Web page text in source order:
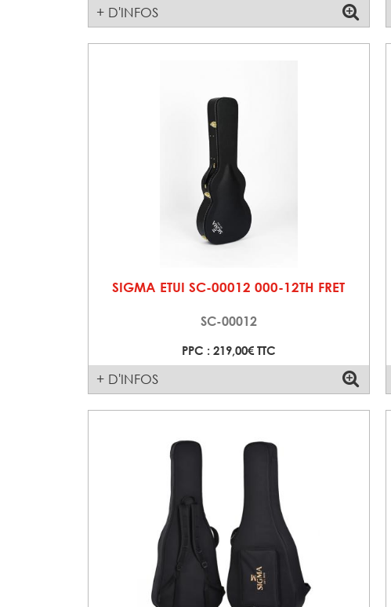
+ D'INFOS
SIGMA ETUI SC-00012 000-12TH FRET
SC-00012
PPC : 219,00€ TTC
+ D'INFOS